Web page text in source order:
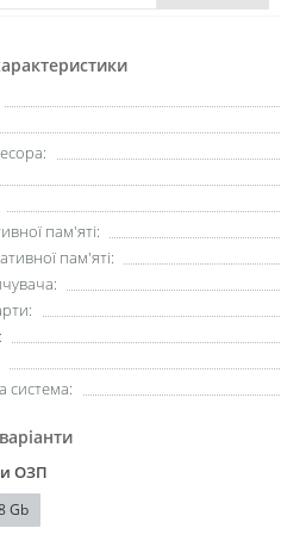
пам'яті:
пам'яті:
система:
ОЗП
Gb